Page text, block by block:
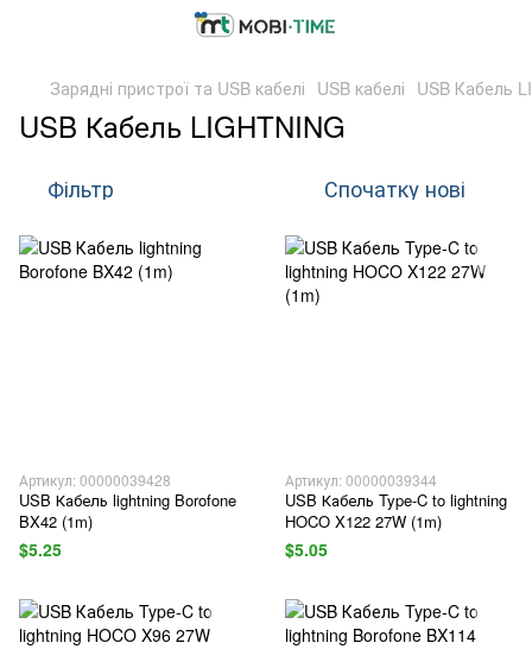
Зарядні пристрої та USB кабелі USB кабелі USB Кабель
USB Кабель LIGHTNING
Фільтр Спочатку нові
Артикул: 00000039428
USB Кабель lightning Borofone
BX42 (1m)
$5.25
Артикул: 00000039344
USB Кабель Type-C to lightning
HOCO X122 27W (1m)
$5.05